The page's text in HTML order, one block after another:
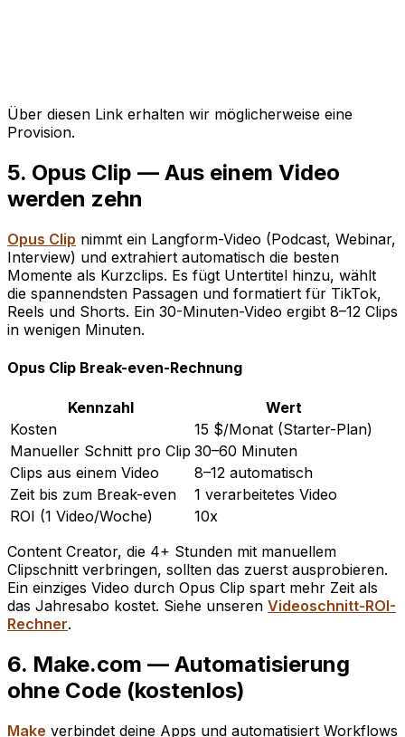
Über diesen Link erhalten wir möglicherweise eine
Provision.
5. Opus Clip — Aus einem Video
werden zehn
Opus Clip nimmt ein Langform-Video (Podcast, Webinar,
Interview) und extrahiert automatisch die besten
Momente als Kurzclips. Es fügt Untertitel hinzu, wählt
die spannendsten Passagen und formatiert für TikTok,
Reels und Shorts. Ein 30-Minuten-Video ergibt 8–12 Clips
in wenigen Minuten.
Opus Clip Break-even-Rechnung
Kennzahl
Wert
Kosten
15 $/Monat (Starter-Plan)
Manueller Schnitt pro Clip 30–60 Minuten
Clips aus einem Video
8–12 automatisch
Zeit bis zum Break-even
1 verarbeitetes Video
ROI (1 Video/Woche)
10x
Content Creator, die 4+ Stunden mit manuellem
Clipschnitt verbringen, sollten das zuerst ausprobieren.
Ein einziges Video durch Opus Clip spart mehr Zeit als
das Jahresabo kostet. Siehe unseren Videoschnitt-ROI-
Rechner.
6. Make.com — Automatisierung
ohne Code (kostenlos)
Make verbindet deine Apps und automatisiert Workflows